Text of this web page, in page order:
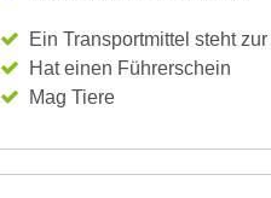
Ein Transportmittel steht
Hat einen Führerschein
Mag Tiere